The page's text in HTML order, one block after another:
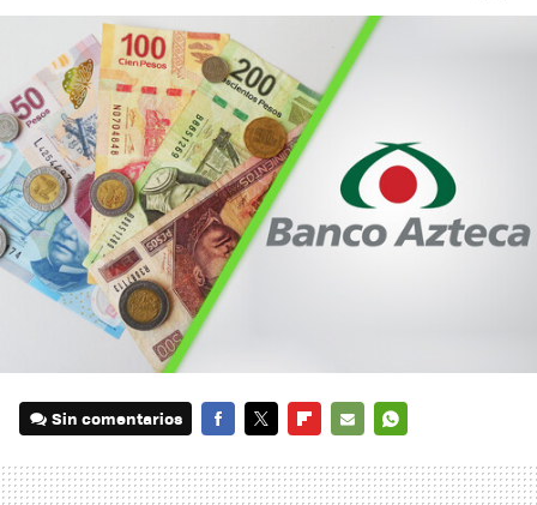
Sin comentarios
MAIL